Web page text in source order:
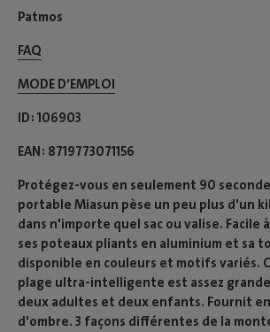
Patmos
FAQ
MODE D’EMPLOI​
ID 106903
EAN 8719773071156
Protégez-vous en seulement 90
portable Miasun pèse un peu plus d'un
dans n'importe quel sac ou valise. Facile
ses poteaux pliants en aluminium et sa
disponible en couleurs et motifs variés.
plage ultra-intelligente est assez
deux adultes et deux enfants. Fournit
d'ombre. 3 façons différentes de la